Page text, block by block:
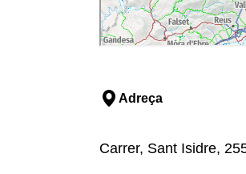
Adreça
Carrer, Sant Isidre,